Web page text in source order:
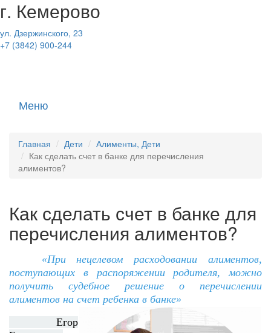
г. Кемерово
ул. Дзержинского, 23
+7 (3842) 900-244
Меню
Главная Дети
Алименты, Дети
Как сделать счет в банке для перечисления
алиментов?
Как сделать счет в банке для
перечисления алиментов?
«При нецелевом расходовании алиментов,
поступающих в распоряжении родителя, можно
получить судебное решение о перечислении
алиментов на счет ребенка в банке»
Егор